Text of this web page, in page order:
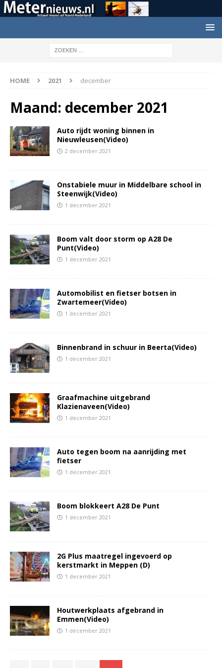
HOME 2021 december
Maand: december 2021
Auto rijdt woning binnen in
Nieuwleusen(Video)
2 december 2021
Onstabiele muur in Middelbare school in
Steenwijk(Video)
1 december 2021
Boom valt door storm op A28 De
Punt(Video)
1 december 2021
Automobilist en fietser botsen in
Zwartemeer(Video)
1 december 2021
Binnenbrand in schuur in Beerta(Video)
1 december 2021
Graafmachine uitgebrand
Klazienaveen(Video)
1 december 2021
Auto tegen boom na aanrijding met
fietser
1 december 2021
Boom blokkeert A28 De Punt
1 december 2021
2G Plus maatregel ingevoerd op
kerstmarkt in Meppen (D)
1 december 2021
Houtwerkplaats afgebrand in
Emmen(Video)
1 december 2021